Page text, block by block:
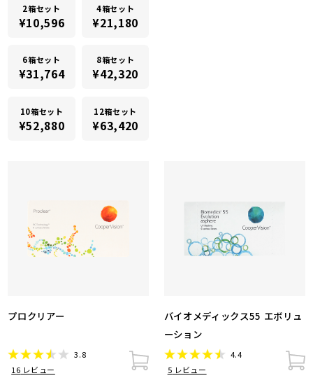
2箱セット
¥10,596
4箱セット
¥21,180
6箱セット
¥31,764
8箱セット
¥42,320
10箱セット
¥52,880
12箱セット
¥63,420
プロクリアー
3.8
16 レビュー
バイオメディックス55 エボリュ
ーション
4.4
5 レビュー